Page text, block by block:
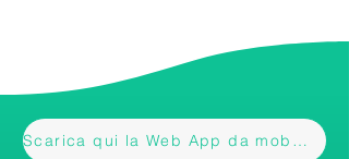
Scarica qui la Web App da mobile